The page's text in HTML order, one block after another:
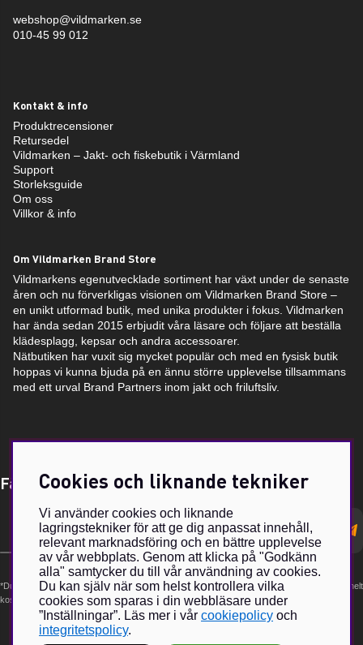
webshop@vildmarken.se
010-45 99 012
Kontakt & info
Produktrecensioner
Retursedel
Vildmarken – Jakt- och fiskebutik i Värmland
Support
Storleksguide
Om oss
Villkor & info
Om Vildmarken Brand Store
Vildmarkens egenutvecklade sortiment har växt under de senaste
åren och nu förverkligas visionen om Vildmarken Brand Store –
en unikt utformad butik, med unika produkter i fokus. Vildmarken
har ända sedan 2015 erbjudit våra läsare och följare att beställa
klädesplagg, kepsar och andra accessoarer.
Nätbutiken har vuxit sig mycket populär och med en fysisk butik
hoppas vi kunna bjuda på en ännu större upplevelse tillsammans
med ett urval Brand Partners inom jakt och friluftsliv.
Få Magasin Vildmarken direkt till din e-post!*
postadress
*Du kan även få erbjudanden och nyheter från samarbetspartners. Din prenumeration är helt
kostnadsfri och kan avslutas när som helst.
Cookies och liknande tekniker
Vi använder cookies och liknande
lagringstekniker för att ge dig anpassat innehåll,
relevant marknadsföring och en bättre upplevelse
av vår webbplats. Genom att klicka på "Godkänn
alla" samtycker du till vår användning av cookies.
Du kan själv när som helst kontrollera vilka
cookies som sparas i din webbläsare under
”Inställningar”. Läs mer i vår cookiepolicy och
integritetspolicy.